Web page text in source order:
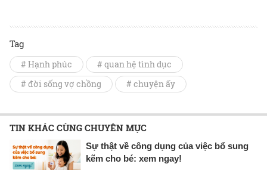
Tag
# Hạnh phúc
# quan hệ tình dục
# đời sống vợ chồng
# chuyện ấy
TIN KHÁC CÙNG CHUYÊN MỤC
Sự thật về công dụng của việc bổ sung
kẽm cho bé: xem ngay!